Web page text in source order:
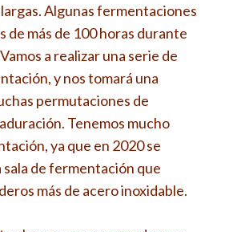
Algunas fermentaciones
de más de 100 horas durante
a realizar una serie de
y nos tomará una
permutaciones de
Tenemos mucho
ya que en 2020 se
sala de fermentación que
más de acero inoxidable.